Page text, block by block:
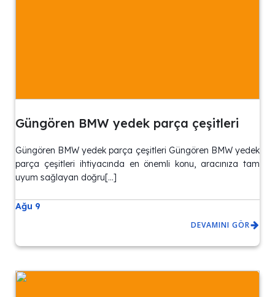
Güngören BMW yedek parça çeşitleri
Güngören BMW yedek parça çeşitleri Güngören BMW yedek
parça çeşitleri ihtiyacında en önemli konu, aracınıza tam
uyum sağlayan doğru[…]
Ağu 9
DEVAMINI GÖR